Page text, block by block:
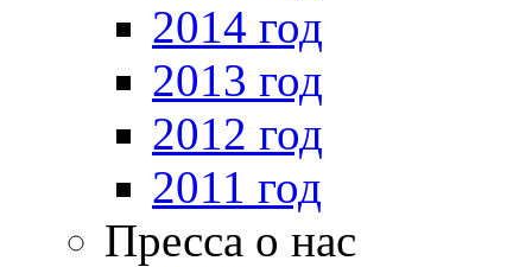
2014 год
2013 год
2012 год
2011 год
Пресса о нас